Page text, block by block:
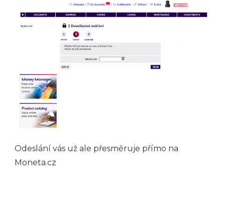
Odeslání vás už ale přesměruje přímo na
Moneta.cz